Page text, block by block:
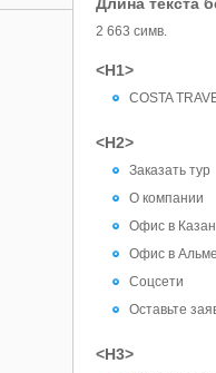
2 663 симв.
<H1>
COSTA
<H2>
Заказать тур
О компании
Офис в
Офис в
Соцсети
Оставьте
<H3>